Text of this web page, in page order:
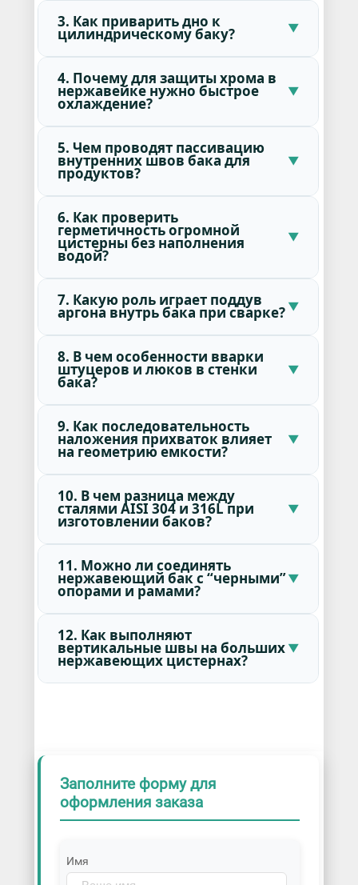
3. Как приварить дно к
цилиндрическому баку?
4. Почему для защиты хрома в
нержавейке нужно быстрое
охлаждение?
5. Чем проводят пассивацию
внутренних швов бака для
продуктов?
6. Как проверить
герметичность огромной
цистерны без наполнения
водой?
7. Какую роль играет поддув
аргона внутрь бака при сварке?
8. В чем особенности вварки
штуцеров и люков в стенки
бака?
9. Как последовательность
наложения прихваток влияет
на геометрию емкости?
10. В чем разница между
сталями AISI 304 и 316L при
изготовлении баков?
11. Можно ли соединять
нержавеющий бак с “черными”
опорами и рамами?
12. Как выполняют
вертикальные швы на больших
нержавеющих цистернах?
Заполните форму для
оформления заказа
Имя